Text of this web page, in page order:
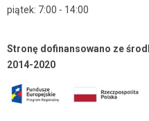
piątek: 7:00 - 14:00
Stronę dofinansowano ze
2014-2020